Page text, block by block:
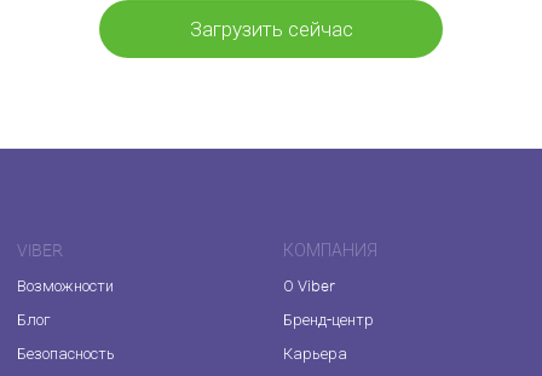
Загрузить сейчас
VIBER
Возможности
Блог
Безопасность
КОМПАНИЯ
О Viber
Бренд-центр
Карьера